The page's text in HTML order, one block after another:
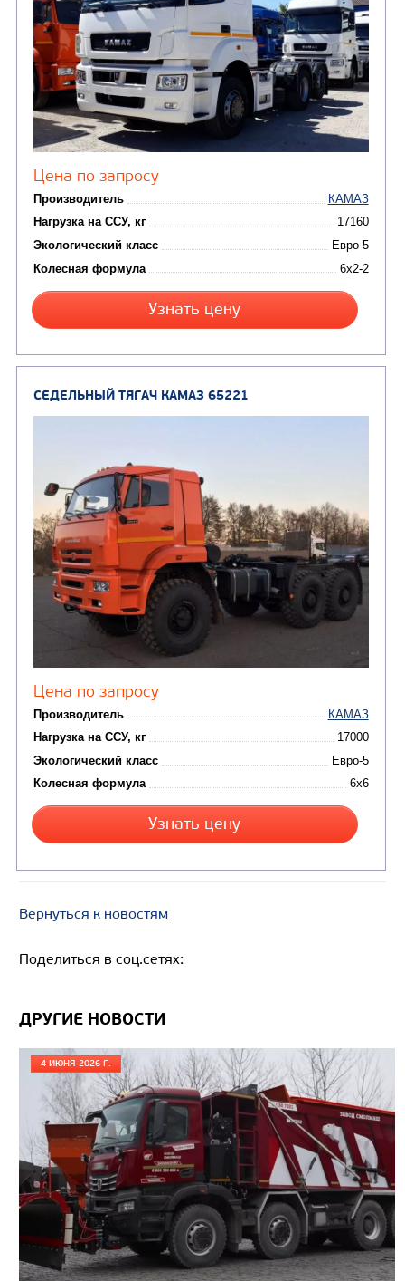
СЕДЕЛЬНЫЙ ТЯГАЧ КАМАЗ 65206
Производитель
Нагрузка на ССУ, кг
16750 /
Экологический класс
Колесная формула
Узнать цену
СЕДЕЛЬНЫЙ ТЯГАЧ КАМАЗ 65209
Цена по запросу
Производитель
Нагрузка на ССУ, кг
Экологический класс
Колесная формула
Узнать цену
Вернуться к новостям
Поделиться в соц.сетях:
ДРУГИЕ НОВОСТИ
4 ИЮНЯ 2026 Г.